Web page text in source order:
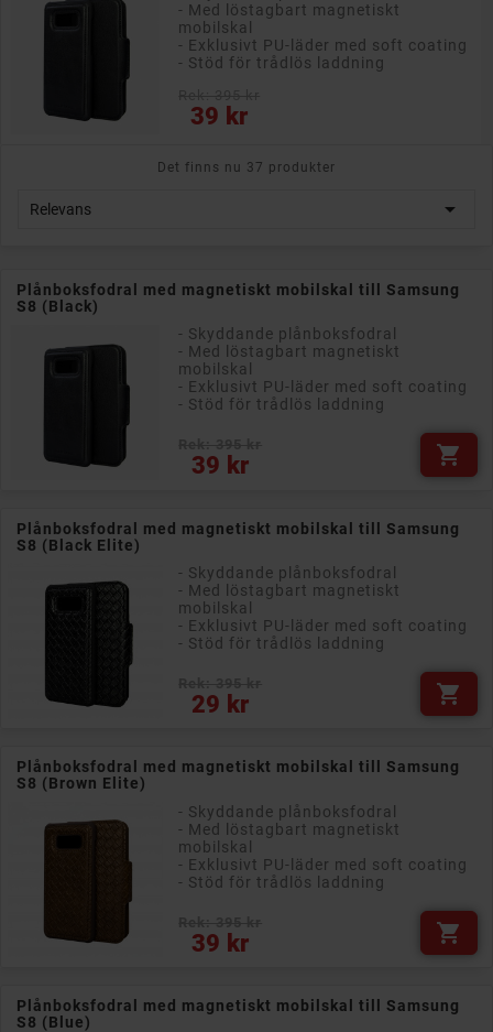
- Skyddar din telefon från repor och
stötar
- Härdat glas
15 kr
Det finns nu 37 produkter
Relevans 
Plånboksfodral med magnetiskt mobilskal till Samsung
S8 (Black)
- Skyddande plånboksfodral
- Med löstagbart magnetiskt
mobilskal
- Exklusivt PU-läder med soft coating
- Stöd för trådlös laddning
39 kr
Pris 
Plånboksfodral med magnetiskt mobilskal till Samsung
S8 (Black Elite)
- Skyddande plånboksfodral
- Med löstagbart magnetiskt
mobilskal
- Exklusivt PU-läder med soft coating
- Stöd för trådlös laddning
29 kr
Pris 
Plånboksfodral med magnetiskt mobilskal till Samsung
S8 (Brown Elite)
- Skyddande plånboksfodral
- Med löstagbart magnetiskt
mobilskal
- Exklusivt PU-läder med soft coating
- Stöd för trådlös laddning
39 kr
Pris 
Plånboksfodral med magnetiskt mobilskal till Samsung
S8 (Blue)